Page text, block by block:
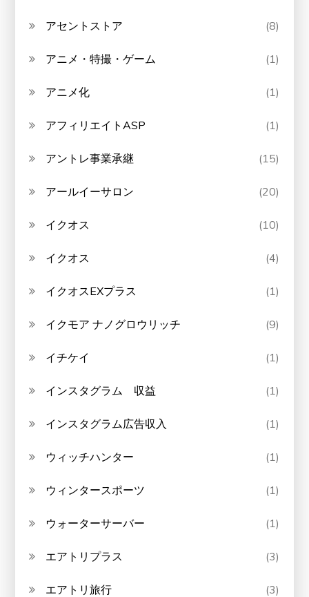
アセントストア (8)
アニメ・特撮・ゲーム (1)
アニメ化 (1)
アフィリエイトASP (1)
アントレ事業承継 (15)
アールイーサロン (20)
イクオス (10)
イクオス (4)
イクオスEXプラス (1)
イクモア ナノグロウリッチ (9)
イチケイ (1)
インスタグラム 収益 (1)
インスタグラム広告収入 (1)
ウィッチハンター (1)
ウィンタースポーツ (1)
ウォーターサーバー (1)
エアトリプラス (3)
エアトリ旅行 (3)